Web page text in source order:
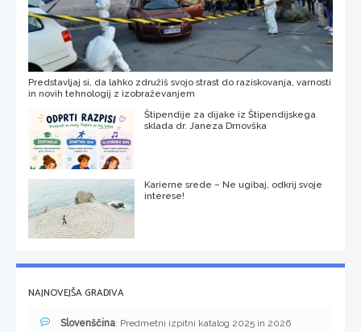
Predstavljaj si, da lahko združiš svojo strast do raziskovanja, varnosti
in novih tehnologij z izobraževanjem
Štipendije za dijake iz Štipendijskega
sklada dr. Janeza Drnovška
Karierne srede – Ne ugibaj, odkrij svoje
interese!
NAJNOVEJŠA GRADIVA
Slovenščina: Predmetni izpitni katalog 2025 in 2026